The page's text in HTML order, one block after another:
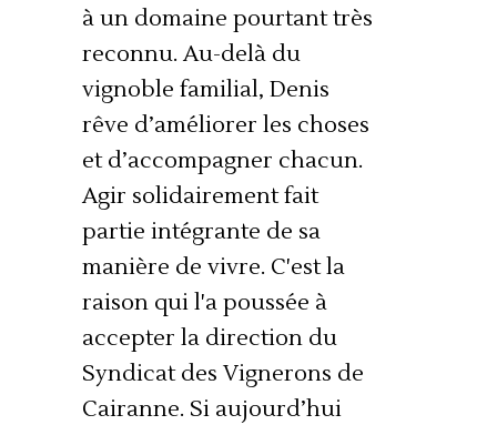
à un domaine pourtant très
reconnu. Au-delà du
vignoble familial, Denis
rêve d’améliorer les choses
et d’accompagner chacun.
Agir solidairement fait
partie intégrante de sa
manière de vivre. C'est la
raison qui l'a poussée à
accepter la direction du
Syndicat des Vignerons de
Cairanne. Si aujourd’hui